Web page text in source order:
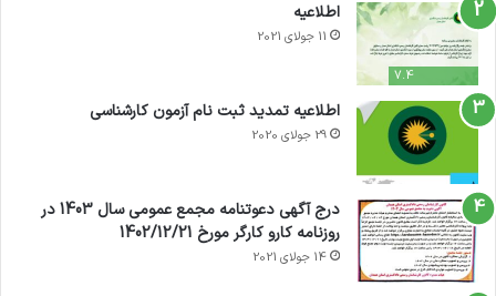
7.4
اطلاعیه
11 جولای 2021
اطلاعیه تمدید ثبت نام آزمون کارشناسی
29 جولای 2020
درج آگهی دعوتنامه مجمع عمومی سال 1403 در
روزنامه کارو کارگر مورخ 1402/12/21
14 جولای 2021